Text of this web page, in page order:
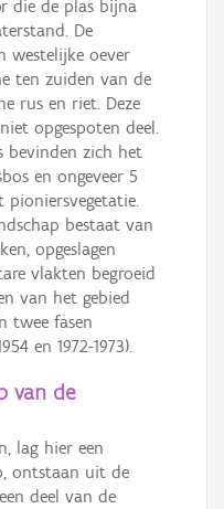
die de plas bijna
De
westelijke oever
ten zuiden van de
rus en riet. Deze
opgespoten deel.
bevinden zich het
en ongeveer 5
pioniersvegetatie.
bestaat van
opgeslagen
vlakten begroeid
van het gebied
twee fasen
en 1972-1973).
van de
lag hier een
ontstaan uit de
deel van de